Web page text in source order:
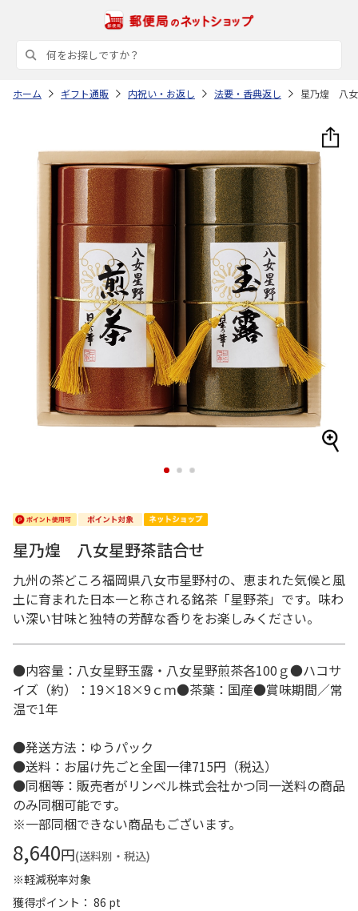
ホーム ギフト通販 内祝い・お返し 法要・香典返し 星乃煌 八女
1 2 3
星乃煌 八女星野茶詰合せ
九州の茶どころ福岡県八女市星野村の、恵まれた気候と風
土に育まれた日本一と称される銘茶「星野茶」です。味わ
い深い甘味と独特の芳醇な香りをお楽しみください。
●内容量：八女星野玉露・八女星野煎茶各100ｇ●ハコサ
イズ（約）：19×18×9ｃｍ●茶葉：国産●賞味期間／常
温で1年
●発送方法：ゆうパック
●送料：お届け先ごと全国一律715円（税込）
●同梱等：販売者がリンベル株式会社かつ同一送料の商品
のみ同梱可能です。
※一部同梱できない商品もございます。
8,640円(送料別・税込)
※軽減税率対象
獲得ポイント： 86 pt